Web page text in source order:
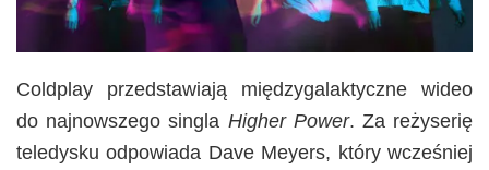
Coldplay przedstawiają międzygalaktyczne wideo
do najnowszego singla Higher Power. Za reżyserię
teledysku odpowiada Dave Meyers, który wcześniej